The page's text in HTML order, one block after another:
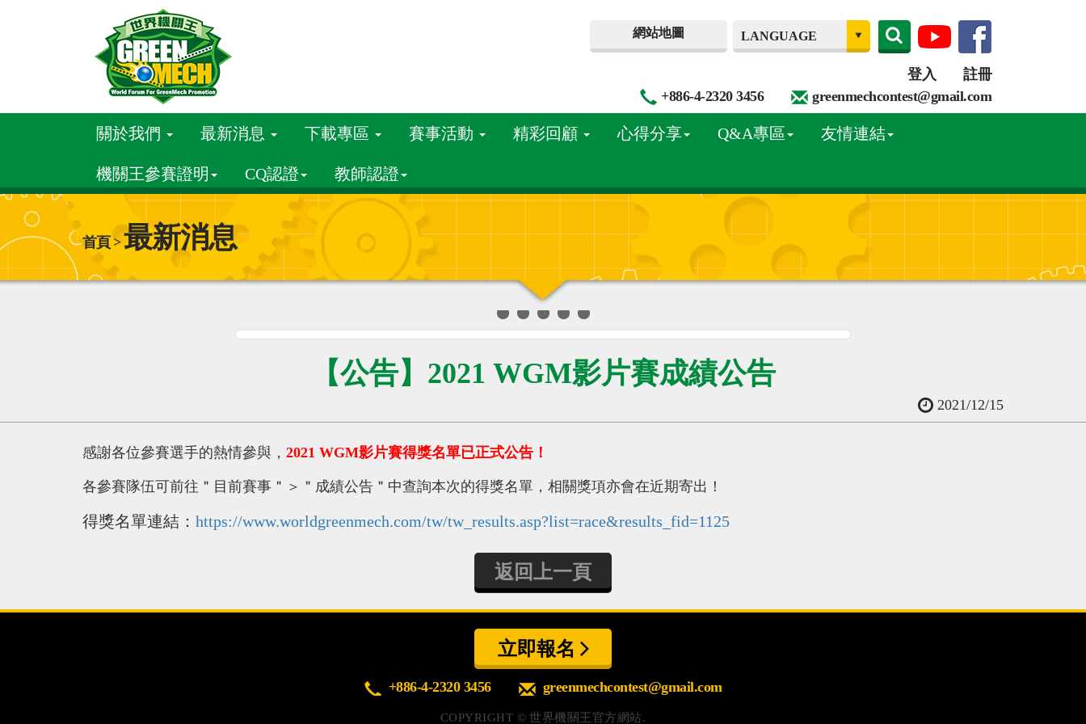
網站地圖
登入
註冊
+886-4-2320 3456
greenmechcontest@gmail.com
關於我們 最新消息 下載專區 賽事活動 精彩回顧 心得分享 Q&A專區 友情連結
機關王參賽證明 CQ認證 教師認證
首頁 >最新消息
【公告】2021 WGM影片賽成績公告
2021/12/15
感謝各位參賽選手的熱情參與， 2021 WGM影片賽得獎名單已正式公告！
各參賽隊伍可前往＂目前賽事＂＞＂成績公告＂中查詢本次的得獎名單，相關獎項亦會在近期寄出！
得獎名單連結： https://www.worldgreenmech.com/tw/tw_results.asp?list=race&results_fid=1125
返回上一頁
立即報名
+886-4-2320 3456 greenmechcontest@gmail.com
COPYRIGHT ©世界機關王官方網站.